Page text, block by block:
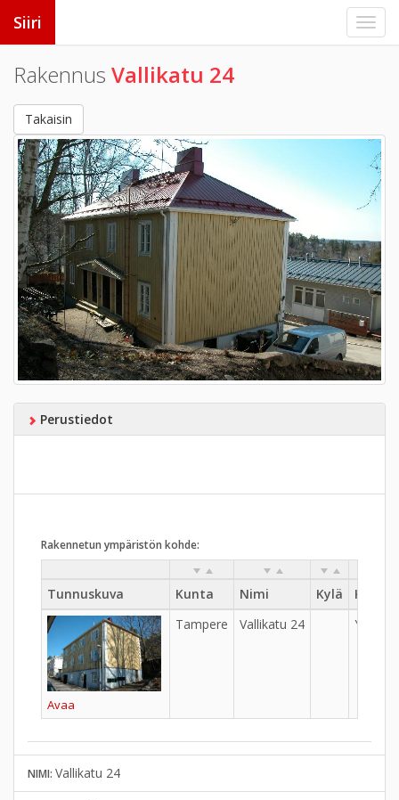
Siiri
Rakennus Vallikatu 24
Takaisin
Perustiedot
Rakennetun ympäristön kohde:
Tunnuskuva Kunta Nimi Kylä
Avaa
Tampere Vallikatu 24 Ylä-
NIMI: Vallikatu 24